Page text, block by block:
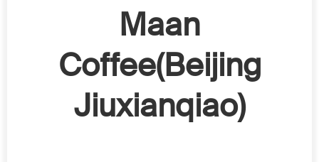
Maan
Coffee(Beijing
Jiuxianqiao)